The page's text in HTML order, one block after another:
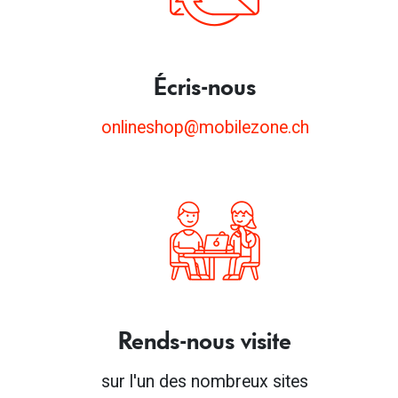
dommages complets.
PAS CORRECT, il n'est pas possible de les restituer
parce qu'une réparation est nécessaire ou parce
qu'ils sont complètement endommagés. Ils
restent la propriété des clients et le montant
pour un recyclage professionnel.
Écris-nous
onlineshop@mobilezone.ch
Rends-nous visite
sur l'un des nombreux sites